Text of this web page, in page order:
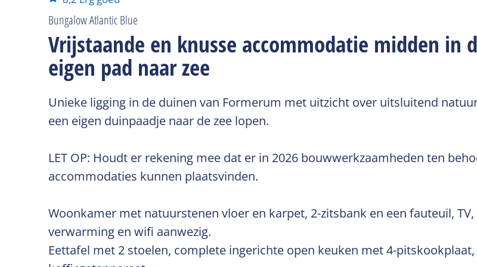
Bungalow Atlantic Blue
Vrijstaande en knusse accommodatie midden in
eigen pad naar zee
Unieke ligging in de duinen van Formerum met uitzicht over uitsluitend
een eigen duinpaadje naar de zee lopen.
LET OP: Houdt er rekening mee dat er in 2026 bouwwerkzaamheden ten
accommodaties kunnen plaatsvinden.
Woonkamer met natuurstenen vloer en karpet, 2-zitsbank en een fauteuil,
verwarming en wifi aanwezig.
Eettafel met 2 stoelen, complete ingerichte open keuken met 4-